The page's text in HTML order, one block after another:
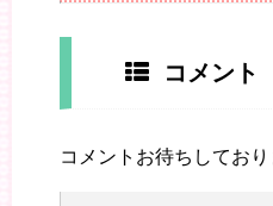
コメント
コメントお待ちしてお